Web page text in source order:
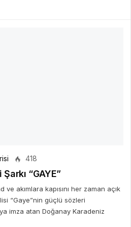
418
“GAYE”
akımlara kapısını her zaman açık
“Gaye”nin güçlü sözleri
imza atan Doğanay Karadeniz